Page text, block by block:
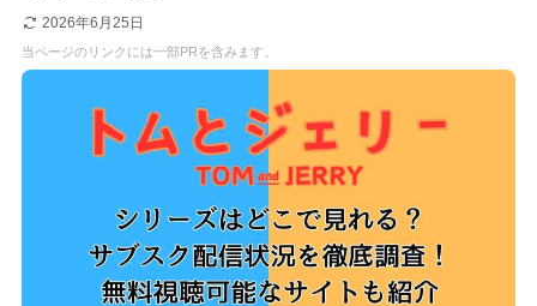
2026年6月25日
当ページのリンクには一部PRを含みます。